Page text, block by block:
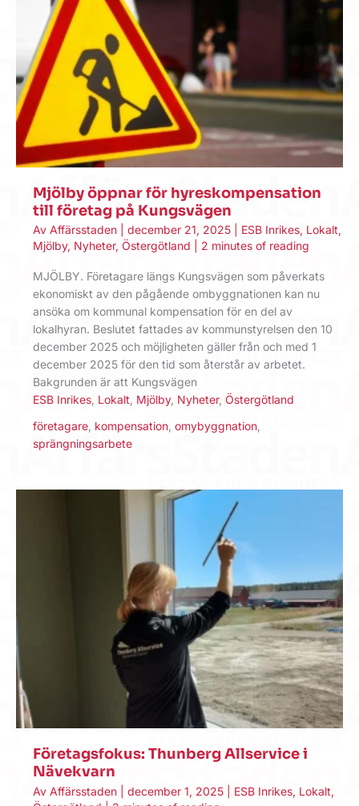
Mjölby öppnar för hyreskompensation
till företag på Kungsvägen
Av Affärsstaden december 21, 2025 ESB Inrikes, Lokalt,
Mjölby, Nyheter, Östergötland 2 minutes of reading
MJÖLBY. Företagare längs Kungsvägen som påverkats
ekonomiskt av den pågående ombyggnationen kan nu
ansöka om kommunal kompensation för en del av
lokalhyran. Beslutet fattades av kommunstyrelsen den 10
december 2025 och möjligheten gäller från och med 1
december 2025 för den tid som återstår av arbetet.
Bakgrunden är att Kungsvägen
ESB Inrikes Lokalt Mjölby, Nyheter, Östergötland
företagare kompensation omybyggnation
sprängningsarbete
Företagsfokus: Thunberg Allservice i
Nävekvarn
Av Affärsstaden december 1, 2025 ESB Inrikes, Lokalt,